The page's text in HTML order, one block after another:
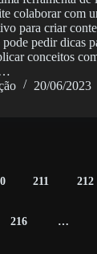
colaborar com
para criar
pedir dicas
conceitos
20/06/2023
211 212
216 …